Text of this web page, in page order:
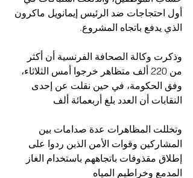
أول احتجاجات ضد الرئيس إيمانويل ماكرون
الذي يدفع باتجاه المشروع.
وذكرت وكالة الصحافة الفرنسية أن أكثر
من 220 ألف متظاهر خرجوا أمس الثلاثاء،
وفق الحكومة، في حين نقلت عن إحدى
النقابات أن العدد بلغ أربعمائة ألف
وتخللت المظاهرات عدة صدامات بين
المشاركين وقوات الأمن الذين ردوا على
إطلاق مقذوفات باتجاههم باستخدام الغاز
المدمع وخراطيم المياه